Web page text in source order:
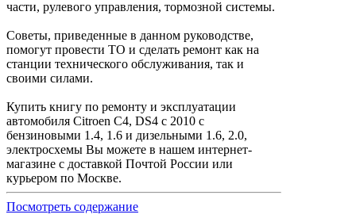
части, рулевого управления, тормозной системы.
Советы, приведенные в данном руководстве,
помогут провести ТО и сделать ремонт как на
станции технического обслуживания, так и
своими силами.
Купить книгу по ремонту и эксплуатации
автомобиля Citroen C4, DS4 с 2010 с
бензиновыми 1.4, 1.6 и дизельными 1.6, 2.0,
электросхемы Вы можете в нашем интернет-
магазине с доставкой Почтой России или
курьером по Москве.
Посмотреть содержание